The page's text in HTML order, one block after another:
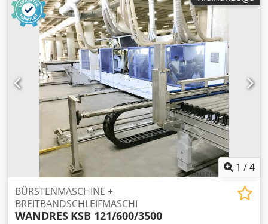
motorized rubbered cross belts with brushes) Motor
power: Kw 0.19 - Max working width mm 1500 ca.
1 /4
BÜRSTENMASCHINE +
BREITBANDSCHLEIFMASCHI
WANDRES KSB 121/600/3500